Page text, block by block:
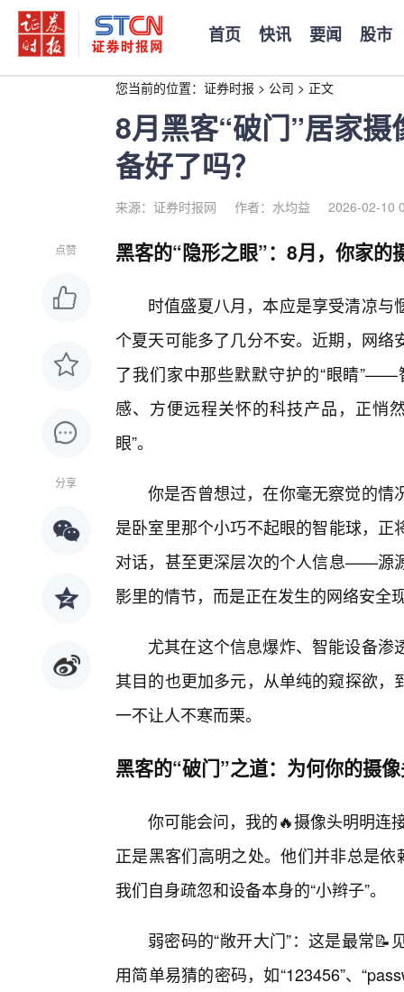
首页 快讯 要闻 股市
您当前的位置： 证券时报 > 公司 > 正文
8月黑客“破门”居家
备好了吗？
来源：证券时报网 作者：水均益 2026-02-10
点赞
分享
黑客的“隐形之眼”：8月，你家的
时值盛夏八月，本应是享受清凉
个夏天可能多了几分不安。近期，网
了我们家中那些默默守护的“眼睛
感、方便远程关怀的科技产品，正悄
眼”。
你是否曾想过，在你毫无察觉的情
是卧室里那个小巧不起眼的智能球，
对话，甚至更深层次的个人信息——源
影里的情节，而是正在发生的网络安全
尤其在这个信息爆炸、智能设备
其目的也更加多元，从单纯的窥探欲
一不让人不寒而栗。
黑客的“破门”之道：为何你的摄
你可能会问，我的🔥摄像头明明连
正是黑客们高明之处。他们并非总是
我们自身疏忽和设备本身的“小辫子”。
弱密码的“敞开大门”：这是最常
用简单易猜的密码，如“123456”、